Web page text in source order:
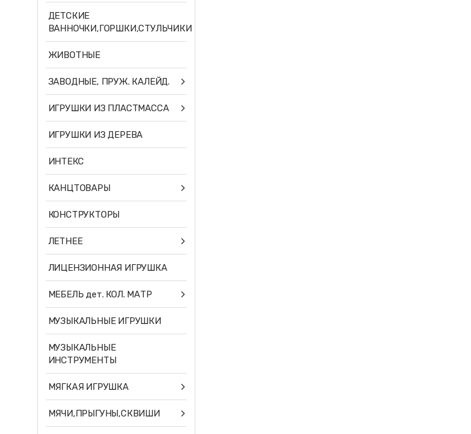
ДЕТСКИЕ
ВАННОЧКИ,ГОРШКИ,СТУЛЬЧИКИ
ЖИВОТНЫЕ
ЗАВОДНЫЕ, ПРУЖ. КАЛЕЙД.
ИГРУШКИ ИЗ ПЛАСТМАССА
ИГРУШКИ ИЗ ДЕРЕВА
ИНТЕКС
КАНЦТОВАРЫ
КОНСТРУКТОРЫ
ЛЕТНЕЕ
ЛИЦЕНЗИОННАЯ ИГРУШКА
МЕБЕЛЬ дет. КОЛ. МАТР
МУЗЫКАЛЬНЫЕ ИГРУШКИ
МУЗЫКАЛЬНЫЕ
ИНСТРУМЕНТЫ
МЯГКАЯ ИГРУШКА
МЯЧИ,ПРЫГУНЫ,СКВИШИ